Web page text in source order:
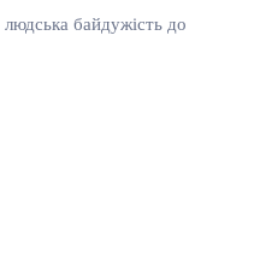
байдужість до